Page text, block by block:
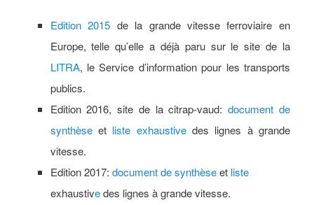
Edition 2015 de la grande vitesse ferroviaire en
Europe, telle qu’elle a déjà paru sur le site de la
LITRA, le Service d’information pour les transports
publics.
Edition 2016, site de la citrap-vaud:document de
synthèseet liste exhaustivedes lignes à grande
vitesse.
Edition 2017: document de synthèseet liste
exhaustivedes lignes à grande vitesse.